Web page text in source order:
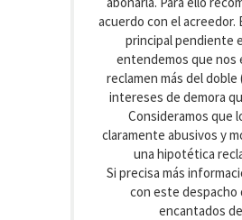
acuerdo con el acreedor.
principal pendiente
entendemos que nos
reclamen más del doble
intereses de demora
Consideramos que
claramente abusivos y
una hipotética
Si precisa más
con este despacho
encantados